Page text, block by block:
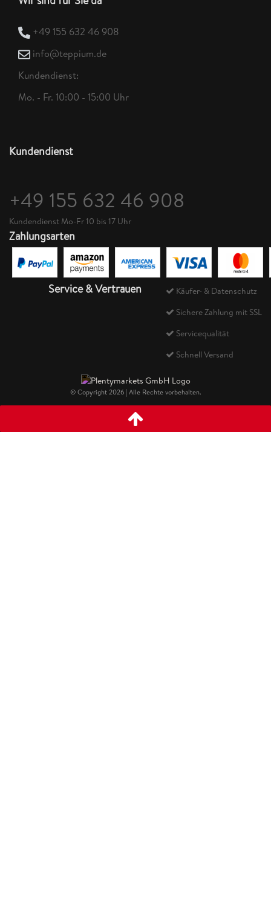
+49 155 632 46 908
info@teppium.de
Kundendienst:
Mo. - Fr. 10:00 - 15:00 Uhr
Kundendienst
+49 155 632 46 908
Kundendienst Mo-Fr 10 bis 17 Uhr
Zahlungsarten
Service & Vertrauen
Käufer- & Datenschutz
Sichere Zahlung mit SSL
Servicequalität
Schnell Versand
© Copyright 2026 | Alle Rechte vorbehalten.